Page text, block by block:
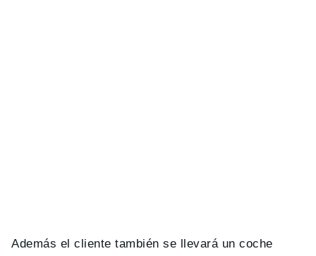
Además el cliente también se llevará un coche